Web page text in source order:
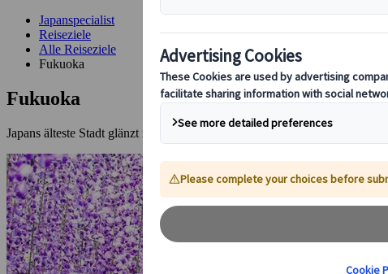
Japanspecialist
Reiseziele
Alle Reiseziele
Fukuoka
Fukuoka
Japans älteste Stadt glänzt mit lebendiger Innenstadt und Gastonomieszene